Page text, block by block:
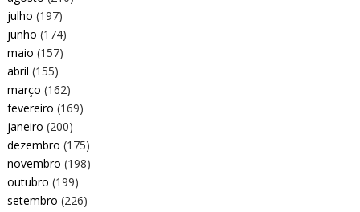
julho (197)
junho (174)
maio (157)
abril (155)
março (162)
fevereiro (169)
janeiro (200)
dezembro (175)
novembro (198)
outubro (199)
setembro (226)